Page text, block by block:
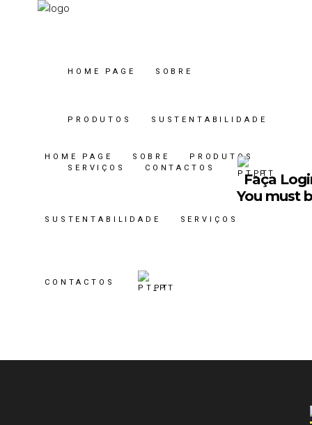
HOME PAGE SOBRE PRODUTOS
SUSTENTABILIDADE SERVIÇOS
CONTACTOS
PT
HOME PAGE SOBRE
PRODUTOS SUSTENTABILIDADE
SERVIÇOS CONTACTOS
PT
Faça
You must